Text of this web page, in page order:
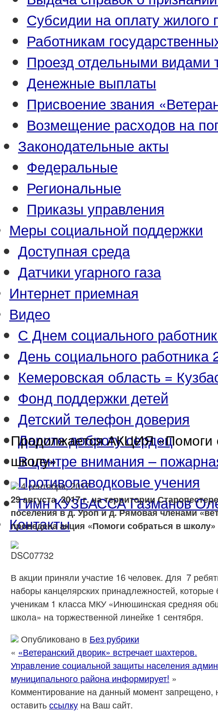
Субсидии на оплату
Работникам
Проезд отдельными видами
Денежные выплаты
Присвоение звания
Возмещение расходов на
Законодательные акты
Федеральные
Региональные
Приказы управления
Меры социальной поддержки
Доступная среда
Датчики угарного газа
Интернет приемная
Видео
С Днем социального
День социального работника
Кемеровская область =
Фонд поддержки детей
Детский телефон доверия
Дарите доброту сердец
В центре внимания –
Противопаводковые учения
Гимн КУЗБАССА Газманов
Контакты
Продолжается АКЦИЯ «Помоги
школу»
4 сентября, 2017
29 августа 2017 г. на территории
поселения в д. Уроп и д. Рямовая членами
проведена акция «Помоги собраться в школу»
В акции приняли участие 16 человек. Для 7
наборы канцелярских принадлежностей,
ученикам 1 класса МКУ «Инюшинская средняя
школа» на торжественной линейке 1 сентября.
Опубликовано в Без рубрики
« «Ветеранский дворик» встречает шахтеров.
Управление социальной защиты населения
муниципального района информирует! »
Комментирование на данный момент запрещено,
оставитьссылку на Ваш сайт.